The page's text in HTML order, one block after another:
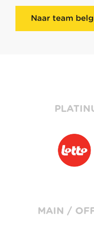
Naar team
MAIN /